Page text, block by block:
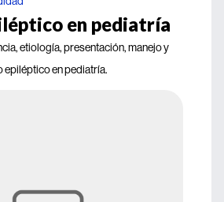
en pediatría
etiología, presentación, manejo y
epiléptico en pediatría.